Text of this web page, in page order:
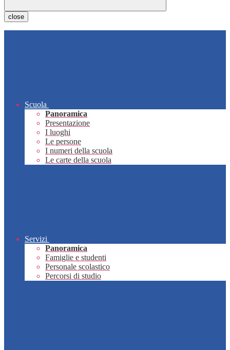
close
Scuola
Panoramica
Presentazione
I luoghi
Le persone
I numeri della scuola
Le carte della scuola
Servizi
Panoramica
Famiglie e studenti
Personale scolastico
Percorsi di studio